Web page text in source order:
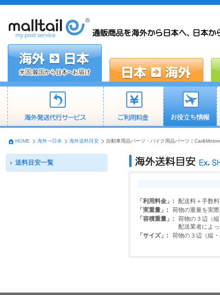
HOME 海外⇒日本 海外送料目安 自動車用品パーツ・バイク用品パーツ｜
送料目安一覧
「利用料金」:
配送料＋手数
「実重量」:
荷物の重量を実
「容積重量」:
荷物の３辺（
配送業者によ
「サイズ」:
荷物の３辺（縦